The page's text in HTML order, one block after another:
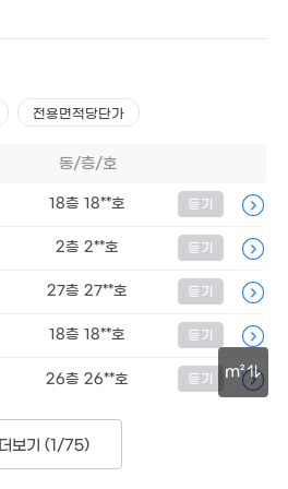
5.1억
m²
전용면적당단가
동/층/호
18층 18**호 등기
2층 2**호 등기
27층 27**호 등기
18층 18**호 등기
26층 26**호 등기
더보기 (1/75)